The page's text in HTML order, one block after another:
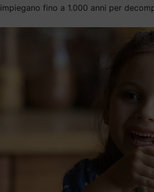
impiegano fino a 1.000 anni per